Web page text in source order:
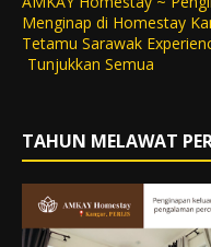
Menginap di Homestay
Tetamu Sarawak
Tunjukkan Semua
TAHUN MELAWAT